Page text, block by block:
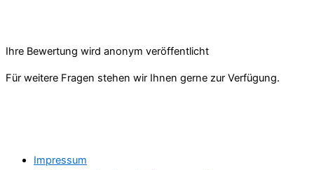
Ihre Bewertung wird anonym veröffentlicht
Für weitere Fragen stehen wir Ihnen gerne zur Verfügung.
Impressum